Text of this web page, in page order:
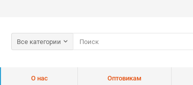
Все категории
О нас Оптовикам